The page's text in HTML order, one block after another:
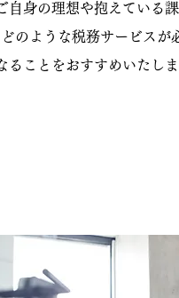
身の理想や抱えている
のような税務サービス
ることをおすすめいたしま